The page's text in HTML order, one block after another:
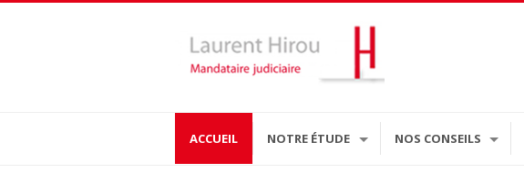
ACCUEIL NOTRE ÉTUDE NOS CONSEILS